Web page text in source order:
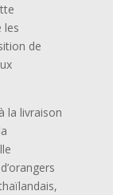
les
de
la livraison